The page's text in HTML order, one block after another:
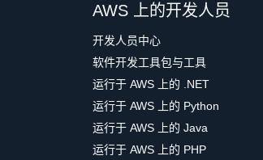
AWS 上的开发人员
开发人员中心
软件开发工具包与工具
运行于 AWS 上的 .NET
运行于 AWS 上的 Python
运行于 AWS 上的 Java
运行于 AWS 上的 PHP